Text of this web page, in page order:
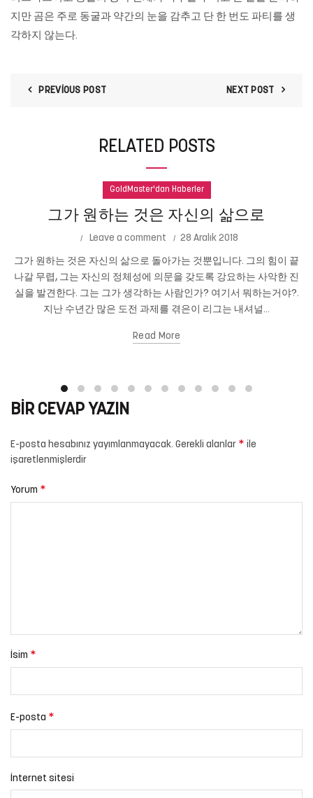
지만 곰은 주로 동굴과 약간의 눈을 감추고 단 한 번도 파티를 생
각하지 않는다.
PREVIOUS POST NEXT POST
RELATED POSTS
GoldMaster'dan Haberler
그가 원하는 것은 자신의 삶으로
Leave a comment 28 Aralık 2018
그가 원하는 것은 자신의 삶으로 돌아가는 것뿐입니다. 그의 힘이 끝
나갈 무렵, 그는 자신의 정체성에 의문을 갖도록 강요하는 사악한 진
실을 발견한다. 그는 그가 생각하는 사람인가? 여기서 뭐하는거야?.
지난 수년간 많은 도전 과제를 겪은이 리그는 내셔널...
Read More
BIR CEVAP YAZIN
E-posta hesabınız yayımlanmayacak. Gerekli alanlar * ile
işaretlenmişlerdir
Yorum *
İsim *
E-posta *
İnternet sitesi